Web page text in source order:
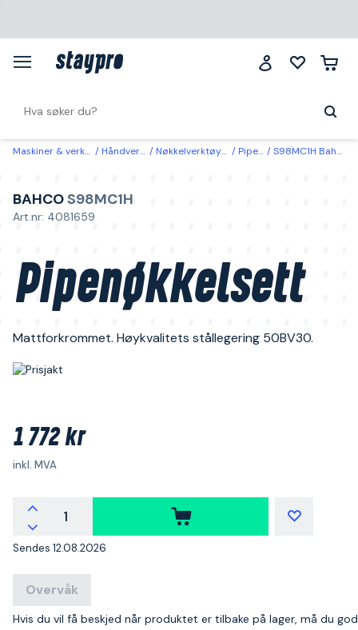
Maskiner & verktøy Håndverktøy Nøkkelverktøy & hylser Pipenøkler S98MC1H Bahco Pipenøkkelsett
BAHCOS98MC1H
Art.nr: 4081659
Pipenøkkelsett
Mattforkrommet. Høykvalitets stållegering 50BV30.
1 772 kr
inkl. MVA
Sendes 12.08.2026
Overvåk
Hvis du vil få beskjed når produktet er tilbake på lager, må du